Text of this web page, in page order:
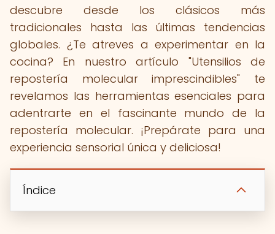
descubre desde los clásicos más
tradicionales hasta las últimas tendencias
globales. ¿Te atreves a experimentar en la
cocina? En nuestro artículo "Utensilios de
repostería molecular imprescindibles" te
revelamos las herramientas esenciales para
adentrarte en el fascinante mundo de la
repostería molecular. ¡Prepárate para una
experiencia sensorial única y deliciosa!
Índice